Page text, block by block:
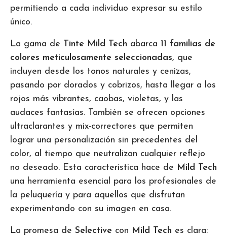
permitiendo a cada individuo expresar su estilo
único.
La gama de Tinte Mild Tech abarca 11 familias de
colores meticulosamente seleccionadas, que
incluyen desde los tonos naturales y cenizas,
pasando por dorados y cobrizos, hasta llegar a los
rojos más vibrantes, caobas, violetas, y las
audaces fantasías. También se ofrecen opciones
ultraclarantes y mix-correctores que permiten
lograr una personalización sin precedentes del
color, al tiempo que neutralizan cualquier reflejo
no deseado. Esta característica hace de Mild Tech
una herramienta esencial para los profesionales de
la peluquería y para aquellos que disfrutan
experimentando con su imagen en casa.
La promesa de Selective con Mild Tech es clara: